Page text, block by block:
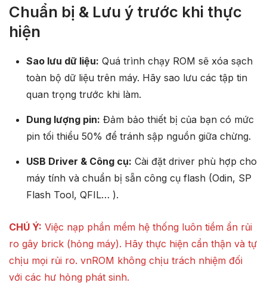
Chuẩn bị & Lưu ý trước khi thực
hiện
Sao lưu dữ liệu: Quá trình chạy ROM sẽ xóa sạch
toàn bộ dữ liệu trên máy. Hãy sao lưu các tập tin
quan trọng trước khi làm.
Dung lượng pin: Đảm bảo thiết bị của bạn có mức
pin tối thiểu 50% để tránh sập nguồn giữa chừng.
USB Driver & Công cụ: Cài đặt driver phù hợp cho
máy tính và chuẩn bị sẵn công cụ flash (Odin, SP
Flash Tool, QFIL… ).
CHÚ Ý: Việc nạp phần mềm hệ thống luôn tiềm ẩn rủi
ro gây brick (hỏng máy). Hãy thực hiện cẩn thận và tự
chịu mọi rủi ro. vnROM không chịu trách nhiệm đối
với các hư hỏng phát sinh.